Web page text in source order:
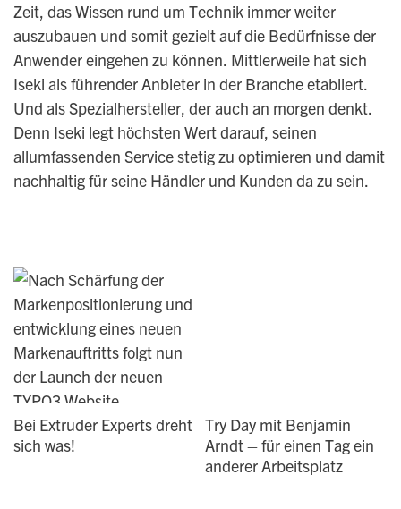
Zeit, das Wissen rund um Technik immer weiter
auszubauen und somit gezielt auf die Bedürfnisse der
Anwender eingehen zu können. Mittlerweile hat sich
Iseki als führender Anbieter in der Branche etabliert.
Und als Spezialhersteller, der auch an morgen denkt.
Denn Iseki legt höchsten Wert darauf, seinen
allumfassenden Service stetig zu optimieren und damit
nachhaltig für seine Händler und Kunden da zu sein.
Bei Extruder Experts dreht
sich was!
Try Day mit Benjamin
Arndt – für einen Tag ein
anderer Arbeitsplatz